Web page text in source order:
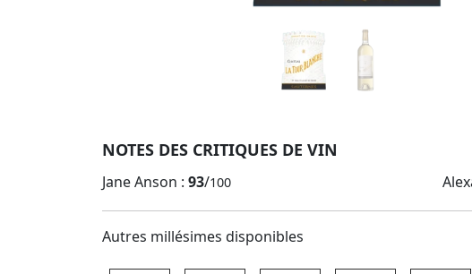
NOTES DES CRITIQUES DE VIN
Jane Anson : 93/100
Autres millésimes disponibles